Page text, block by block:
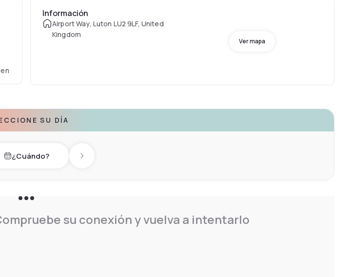
Información
Airport Way, Luton LU2 9LF, United
Kingdom
Ver mapa
SU DÍA
day¿Cuándo? Next day
su conexión y vuelva a intentarlo